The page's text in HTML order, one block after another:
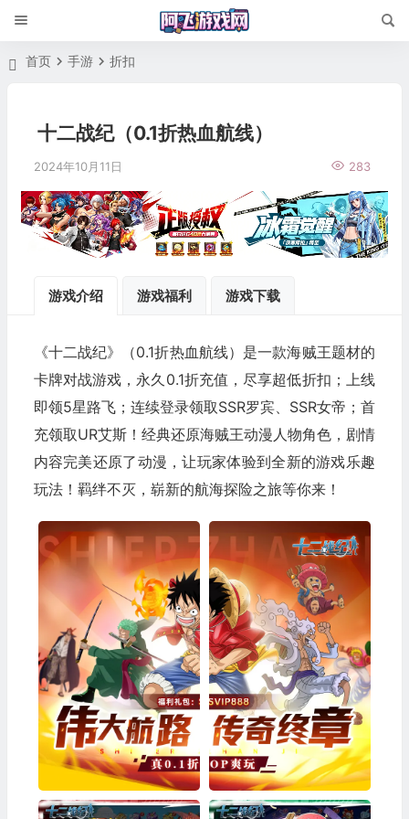
首页 手游 折扣
十二战纪（0.1折热血航线）
2024年10月11日 283
游戏介绍 游戏福利 游戏下载
《十二战纪》（0.1折热血航线）是一款海贼王题材的
卡牌对战游戏，永久0.1折充值，尽享超低折扣；上线
即领5星路飞；连续登录领取SSR罗宾、SSR女帝；首
充领取UR艾斯！经典还原海贼王动漫人物角色，剧情
内容完美还原了动漫，让玩家体验到全新的游戏乐趣
玩法！羁绊不灭，崭新的航海探险之旅等你来！